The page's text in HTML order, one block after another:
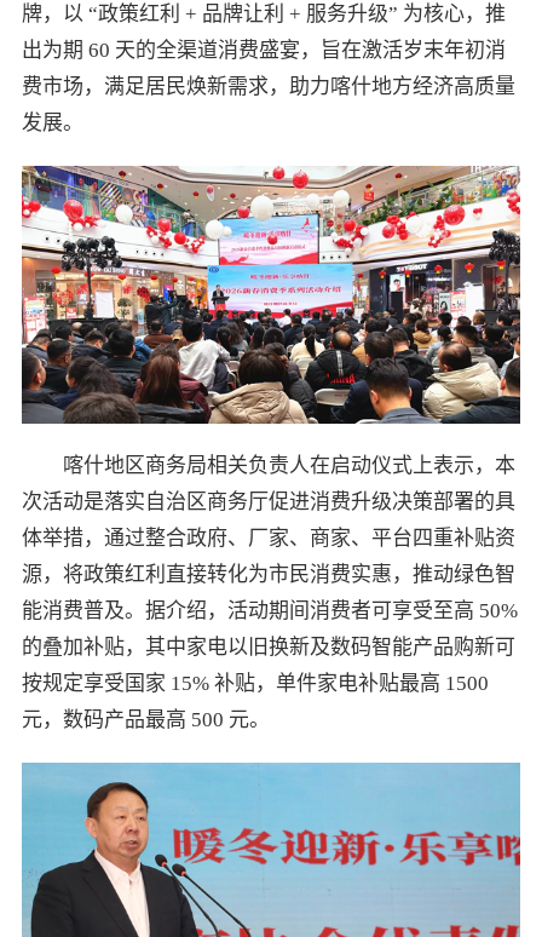
牌，以 “政策红利 + 品牌让利 + 服务升级” 为核心，推
出为期 60 天的全渠道消费盛宴，旨在激活岁末年初消
费市场，满足居民焕新需求，助力喀什地方经济高质量
发展。
喀什地区商务局相关负责人在启动仪式上表示，本
次活动是落实自治区商务厅促进消费升级决策部署的具
体举措，通过整合政府、厂家、商家、平台四重补贴资
源，将政策红利直接转化为市民消费实惠，推动绿色智
能消费普及。据介绍，活动期间消费者可享受至高 50%
的叠加补贴，其中家电以旧换新及数码智能产品购新可
按规定享受国家 15% 补贴，单件家电补贴最高 1500
元，数码产品最高 500 元。